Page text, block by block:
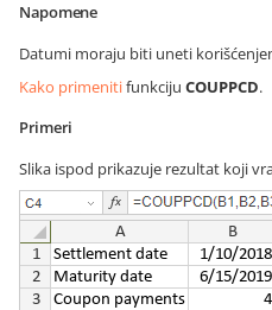
Napomene
Datumi moraju biti uneti
Kako primenitifunkciju COUPPCD.
Primeri
Slika ispod prikazuje rezultat koji